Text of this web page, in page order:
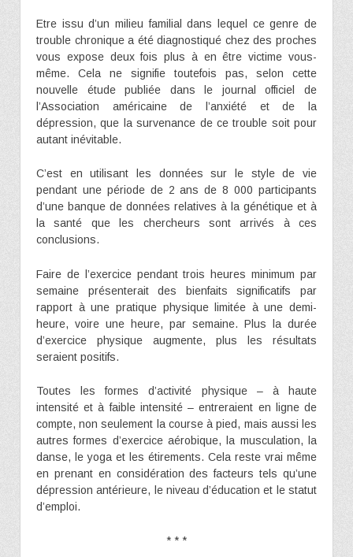
Etre issu d’un milieu familial dans lequel ce genre de
trouble chronique a été diagnostiqué chez des proches
vous expose deux fois plus à en être victime vous-
même. Cela ne signifie toutefois pas, selon cette
nouvelle étude publiée dans le journal officiel de
l’Association américaine de l’anxiété et de la
dépression, que la survenance de ce trouble soit pour
autant inévitable.
C’est en utilisant les données sur le style de vie
pendant une période de 2 ans de 8 000 participants
d’une banque de données relatives à la génétique et à
la santé que les chercheurs sont arrivés à ces
conclusions.
Faire de l’exercice pendant trois heures minimum par
semaine présenterait des bienfaits significatifs par
rapport à une pratique physique limitée à une demi-
heure, voire une heure, par semaine. Plus la durée
d’exercice physique augmente, plus les résultats
seraient positifs.
Toutes les formes d’activité physique – à haute
intensité et à faible intensité – entreraient en ligne de
compte, non seulement la course à pied, mais aussi les
autres formes d’exercice aérobique, la musculation, la
danse, le yoga et les étirements. Cela reste vrai même
en prenant en considération des facteurs tels qu’une
dépression antérieure, le niveau d’éducation et le statut
d’emploi.
* * *